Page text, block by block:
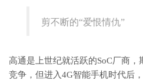
剪不断的“爱恨情仇”
高通是上世纪就活跃的SoC厂商
竞争，但进入4G智能手机时代后